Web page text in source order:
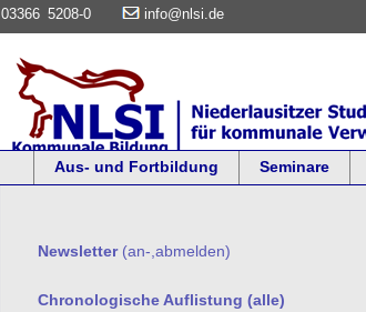
03366 5208-0 info@nlsi.de
Aus- und Fortbildung Seminare
Newsletter(an-,abmelden)
Chronologische Auflistung (alle)